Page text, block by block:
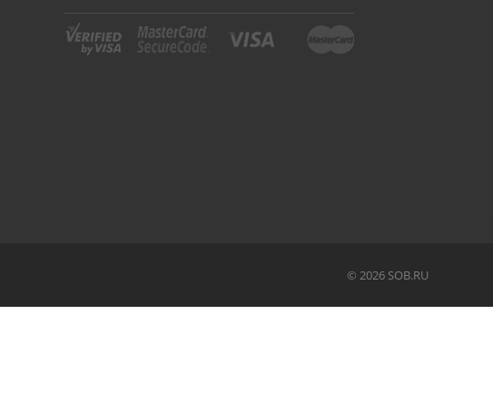
© 2026 SOB.RU